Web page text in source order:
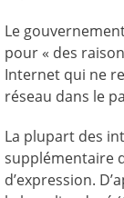
Le
pour « des
Internet qui ne
réseau dans le
La plupart des
supplémentaire
d’expression.